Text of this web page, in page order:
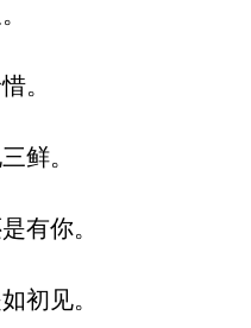
。
鲜。
有你。
初见。